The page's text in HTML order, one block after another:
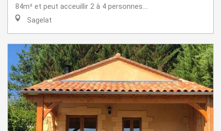
84m² et peut acceuillir 2 à 4 personnes....
Sagelat